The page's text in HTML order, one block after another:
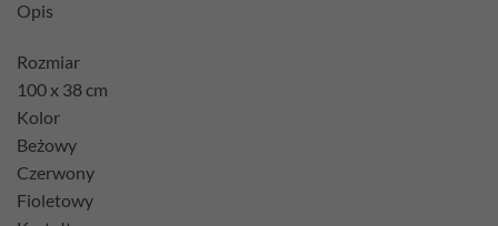
Opis
Rozmiar
100 x 38 cm
Kolor
Beżowy
Czerwony
Fioletowy